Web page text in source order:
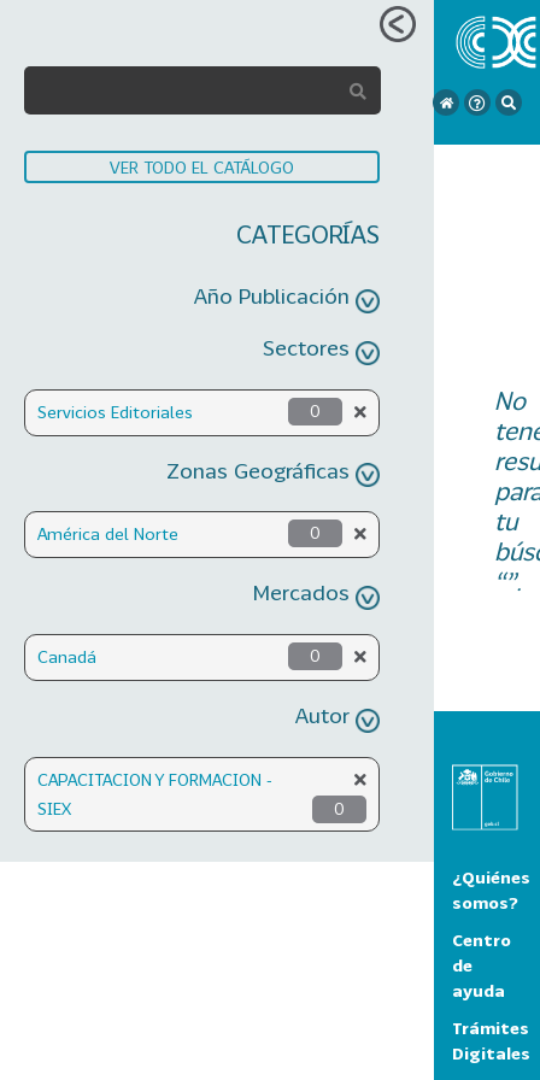
VER TODO EL CATÁLOGO
CATEGORÍAS
Año Publicación
Sectores
Servicios Editoriales 0
Zonas Geográficas
América del Norte 0
Mercados
Canadá 0
Autor
CAPACITACION Y FORMACION -
SIEX
0
No
tu
“”.
¿Quiénes
somos?
Centro
de
ayuda
Trámites
Digitales